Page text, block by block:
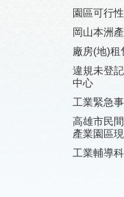
園區可行
岡山本洲
廠房(地)租
違規未登
中心
工業緊急
高雄市民
產業園區
工業輔導